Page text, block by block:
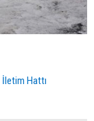
İletim Hattı